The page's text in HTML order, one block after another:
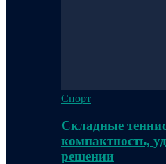
Спорт
Складные
компактность,
решении